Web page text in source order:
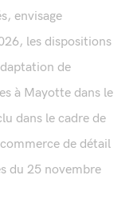
envisage
les dispositions
de
à Mayotte dans le
dans le cadre de
de détail
du 25 novembre